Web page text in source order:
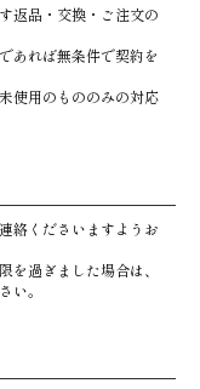
返品・交換・ご注文の
あれば無条件で契約を
使用のもののみの対応
絡くださいますようお
を過ぎました場合は、
い。